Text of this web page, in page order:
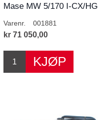
Mase MW 5/170 I-CX/HG
Varenr. 001881
kr 71 050,00